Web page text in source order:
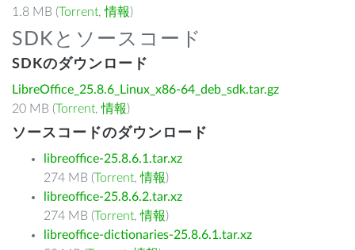
1.8 MB (Torrent,情報)
SDKとソースコード
SDKのダウンロード
LibreOffice_25.8.6_Linux_x86-64_deb_sdk.tar.gz
20 MB (Torrent,情報)
ソースコードのダウンロード
libreoffice-25.8.6.1.tar.xz
274 MB (Torrent,情報)
libreoffice-25.8.6.2.tar.xz
274 MB (Torrent,情報)
libreoffice-dictionaries-25.8.6.1.tar.xz